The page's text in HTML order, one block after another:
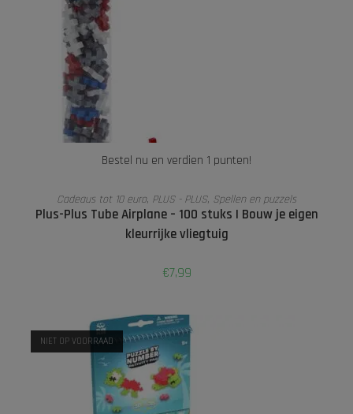
Bestel nu en verdien 1 punten!
LEES VERDER
Cadeaus tot 10 euro, PLUS - PLUS, Spellen en puzzels
Plus-Plus Tube Airplane – 100 stuks | Bouw je eigen
kleurrijke vliegtuig
€7,99
NIET OP VOORRAAD